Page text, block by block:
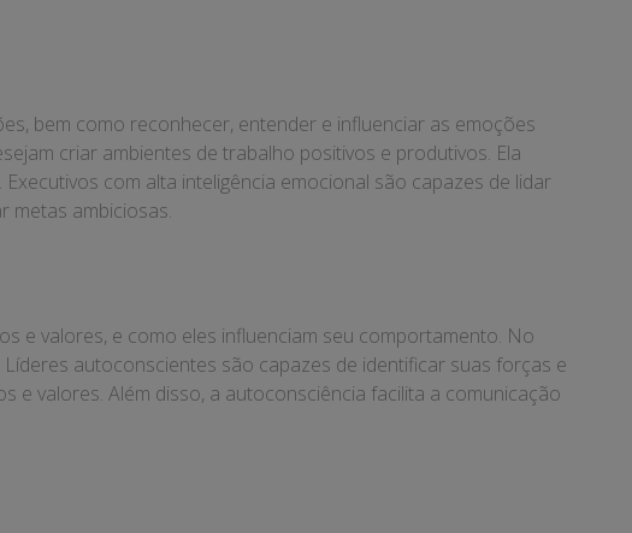
bem como reconhecer, entender e influenciar as emoções
criar ambientes de trabalho positivos e produtivos. Ela
com alta inteligência emocional são capazes de lidar
metas ambiciosas.
e valores, e como eles influenciam seu comportamento. No
autoconscientes são capazes de identificar suas forças e
e valores. Além disso, a autoconsciência facilita a comunicação